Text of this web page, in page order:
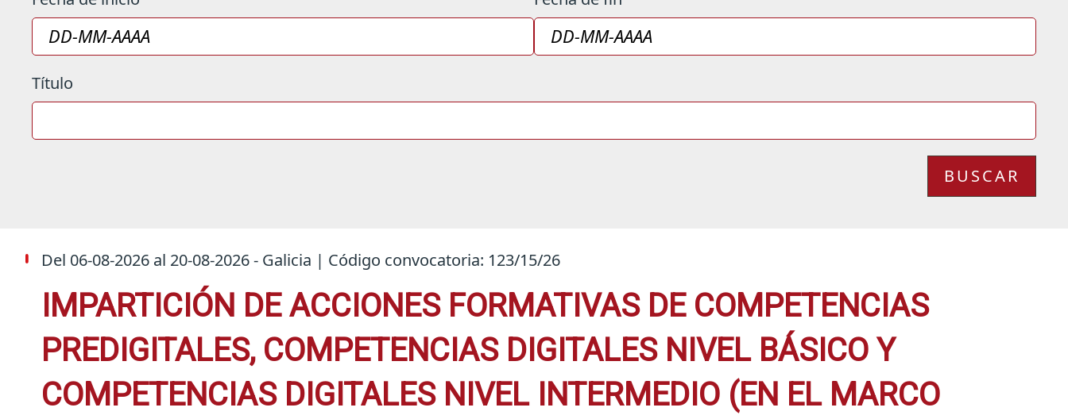
Título
Del 06-08-2026 al 20-08-2026- Galicia | Código convocatoria: 123/15/26
IMPARTICIÓN DE ACCIONES FORMATIVAS DE COMPETENCIAS
PREDIGITALES, COMPETENCIAS DIGITALES NIVEL BÁSICO Y
COMPETENCIAS DIGITALES NIVEL INTERMEDIO (EN EL MARCO